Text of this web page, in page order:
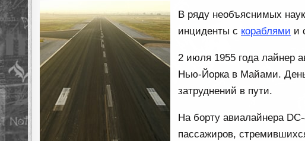
В ряду необъяснимых
инциденты с кораблями и
2 июля 1955 года лайнер
Нью-Йорка в Майами.
затруднений в пути.
На борту авиалайнера
пассажиров,